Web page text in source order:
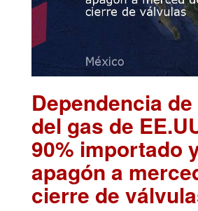
Dependencia
del gas de
90% importado
apagón a
cierre de